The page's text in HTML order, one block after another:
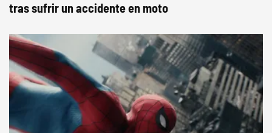
tras sufrir un accidente en moto